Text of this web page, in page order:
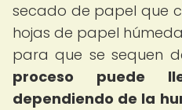
secado de papel que
hojas de papel
para que se sequen
proceso puede
dependiendo de la